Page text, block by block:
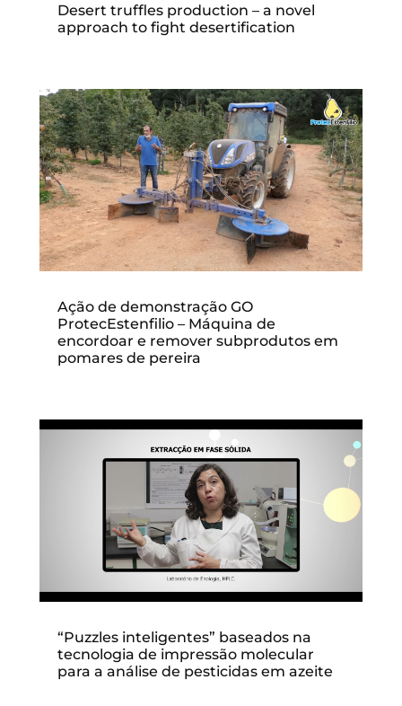
Desert truffles production – a novel
approach to fight desertification
Ação de demonstração GO
ProtecEstenfilio – Máquina de
encordoar e remover subprodutos em
pomares de pereira
“Puzzles inteligentes” baseados na
tecnologia de impressão molecular
para a análise de pesticidas em azeite